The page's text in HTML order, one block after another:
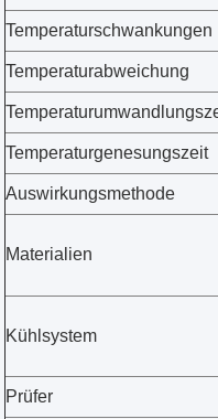
Temperaturschwankungen
Temperaturabweichung
Temperaturgenesungszeit
Auswirkungsmethode
Materialien
Kühlsystem
Prüfer